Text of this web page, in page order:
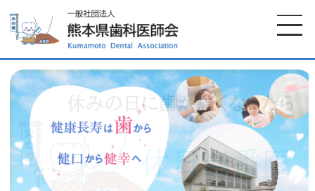
ホーム 歯科医師会について
歯科医院検索 休日当番医